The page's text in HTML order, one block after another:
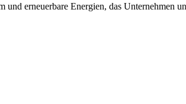
erneuerbare Energien, das Unternehmen